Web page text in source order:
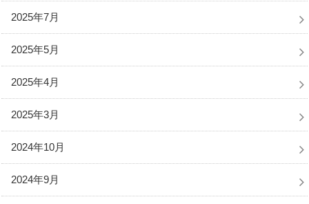
2025年7月
2025年5月
2025年4月
2025年3月
2024年10月
2024年9月